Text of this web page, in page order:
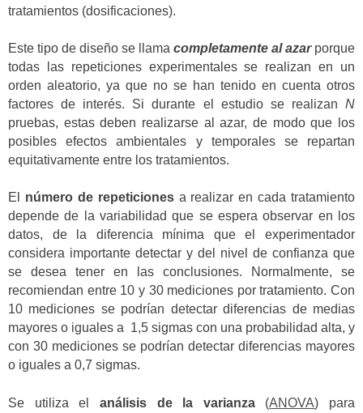
tratamientos (dosificaciones).
Este tipo de diseño se llama completamente al azarporque
todas las repeticiones experimentales se realizan en un
orden aleatorio, ya que no se han tenido en cuenta otros
factores de interés. Si durante el estudio se realizan N
pruebas, estas deben realizarse al azar, de modo que los
posibles efectos ambientales y temporales se repartan
equitativamente entre los tratamientos.
El número de repeticionesa realizar en cada tratamiento
depende de la variabilidad que se espera observar en los
datos, de la diferencia mínima que el experimentador
considera importante detectar y del nivel de confianza que
se desea tener en las conclusiones. Normalmente, se
recomiendan entre 10 y 30 mediciones por tratamiento. Con
10 mediciones se podrían detectar diferencias de medias
mayores o iguales a 1,5 sigmas con una probabilidad alta, y
con 30 mediciones se podrían detectar diferencias mayores
o iguales a 0,7 sigmas.
Se utiliza el análisis de la varianza(ANOVA) para